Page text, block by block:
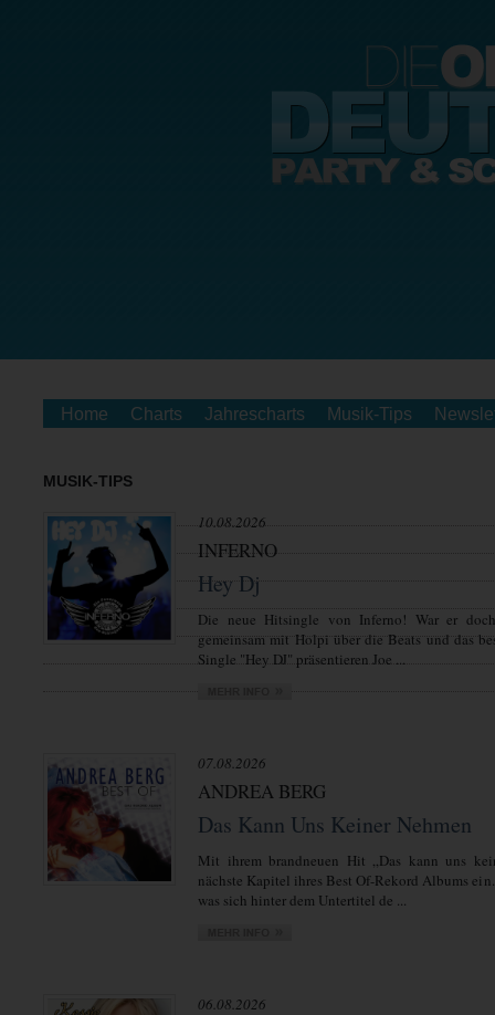
Home Charts Jahrescharts Musik-Tips
MUSIK-TIPS
10.08.2026
INFERNO
Hey Dj
Die neue Hitsingle von Inferno! War er
gemeinsam mit Holpi über die Beats und das
Single "Hey DJ" präsentieren Joe ...
07.08.2026
ANDREA BERG
Das Kann Uns Keiner Nehmen
Mit ihrem brandneuen Hit „Das kann uns
nächste Kapitel ihres Best Of-Rekord Albums
was sich hinter dem Untertitel de ...
06.08.2026